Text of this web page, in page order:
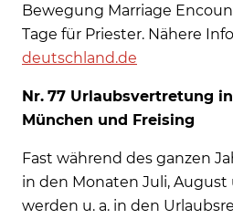
Bewegung Marriage
Tage für Priester. Nähere
deutschland.de
Nr. 77 Urlaubsvertretung
München und Freising
Fast während des ganzen
in den Monaten Juli,
werden u. a. in den